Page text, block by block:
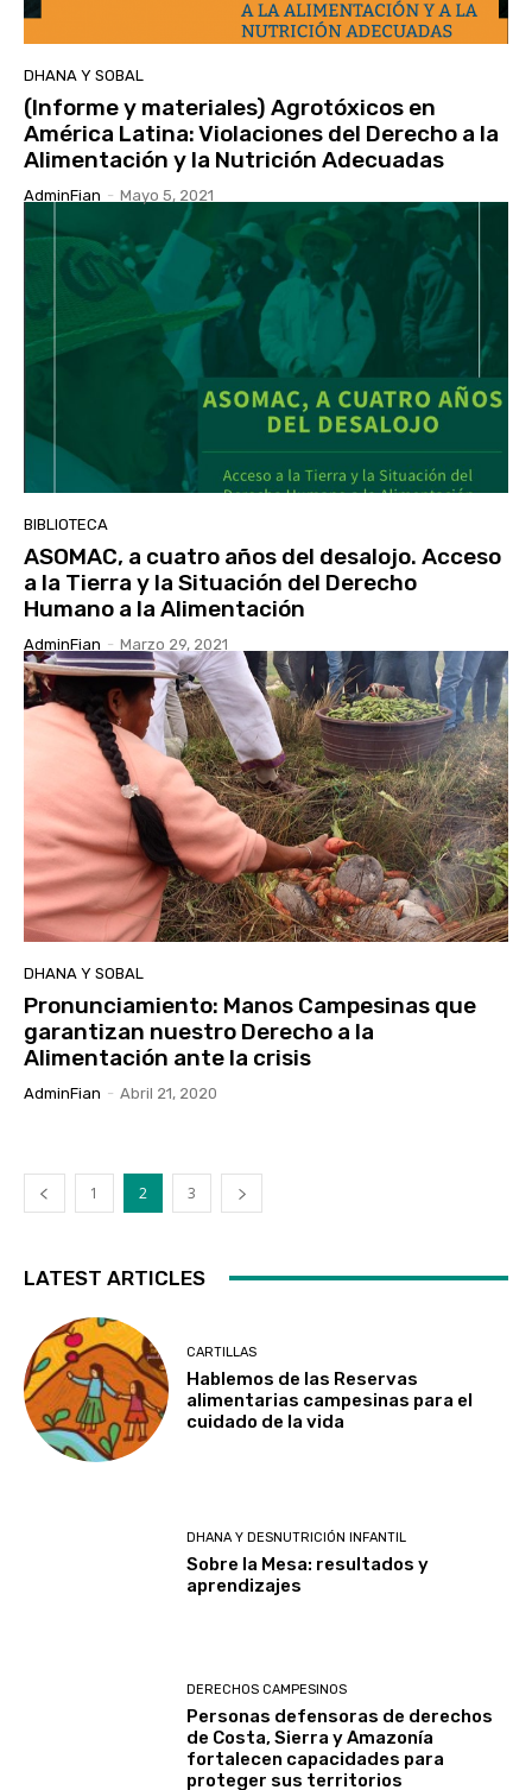
DHANA Y SOBAL
(Informe y materiales) Agrotóxicos en
América Latina: Violaciones del Derecho a la
Alimentación y la Nutrición Adecuadas
AdminFian - Mayo 5, 2021
BIBLIOTECA
ASOMAC, a cuatro años del desalojo. Acceso
a la Tierra y la Situación del Derecho
Humano a la Alimentación
AdminFian - Marzo 29, 2021
DHANA Y SOBAL
Pronunciamiento: Manos Campesinas que
garantizan nuestro Derecho a la
Alimentación ante la crisis
AdminFian - Abril 21, 2020
1 2 3
LATEST ARTICLES
CARTILLAS
Hablemos de las Reservas
alimentarias campesinas para el
cuidado de la vida
DHANA Y DESNUTRICIÓN INFANTIL
Sobre la Mesa: resultados y
aprendizajes
DERECHOS CAMPESINOS
Personas defensoras de derechos
de Costa, Sierra y Amazonía
fortalecen capacidades para
proteger sus territorios